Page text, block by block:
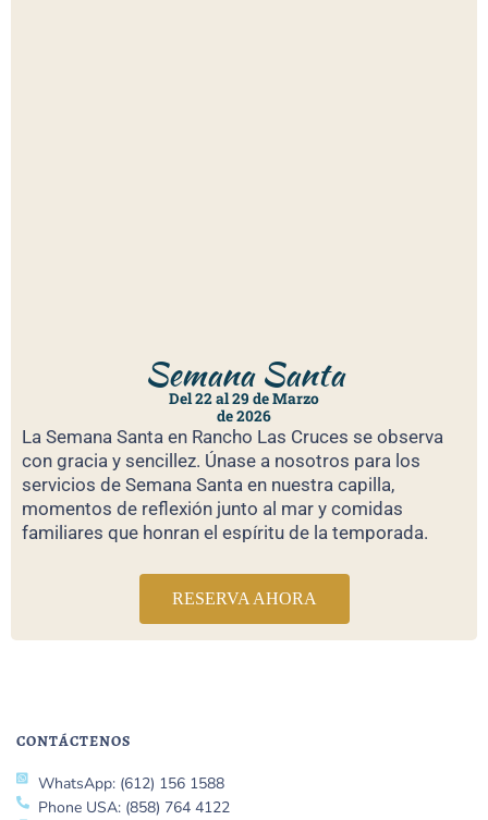
Semana Santa
Del 22 al 29 de Marzo
de 2026
La Semana Santa en Rancho Las Cruces se observa
con gracia y sencillez. Únase a nosotros para los
servicios de Semana Santa en nuestra capilla,
momentos de reflexión junto al mar y comidas
familiares que honran el espíritu de la temporada.
RESERVA AHORA
CONTÁCTENOS
WhatsApp: (612) 156 1588
Phone USA: (858) 764 4122